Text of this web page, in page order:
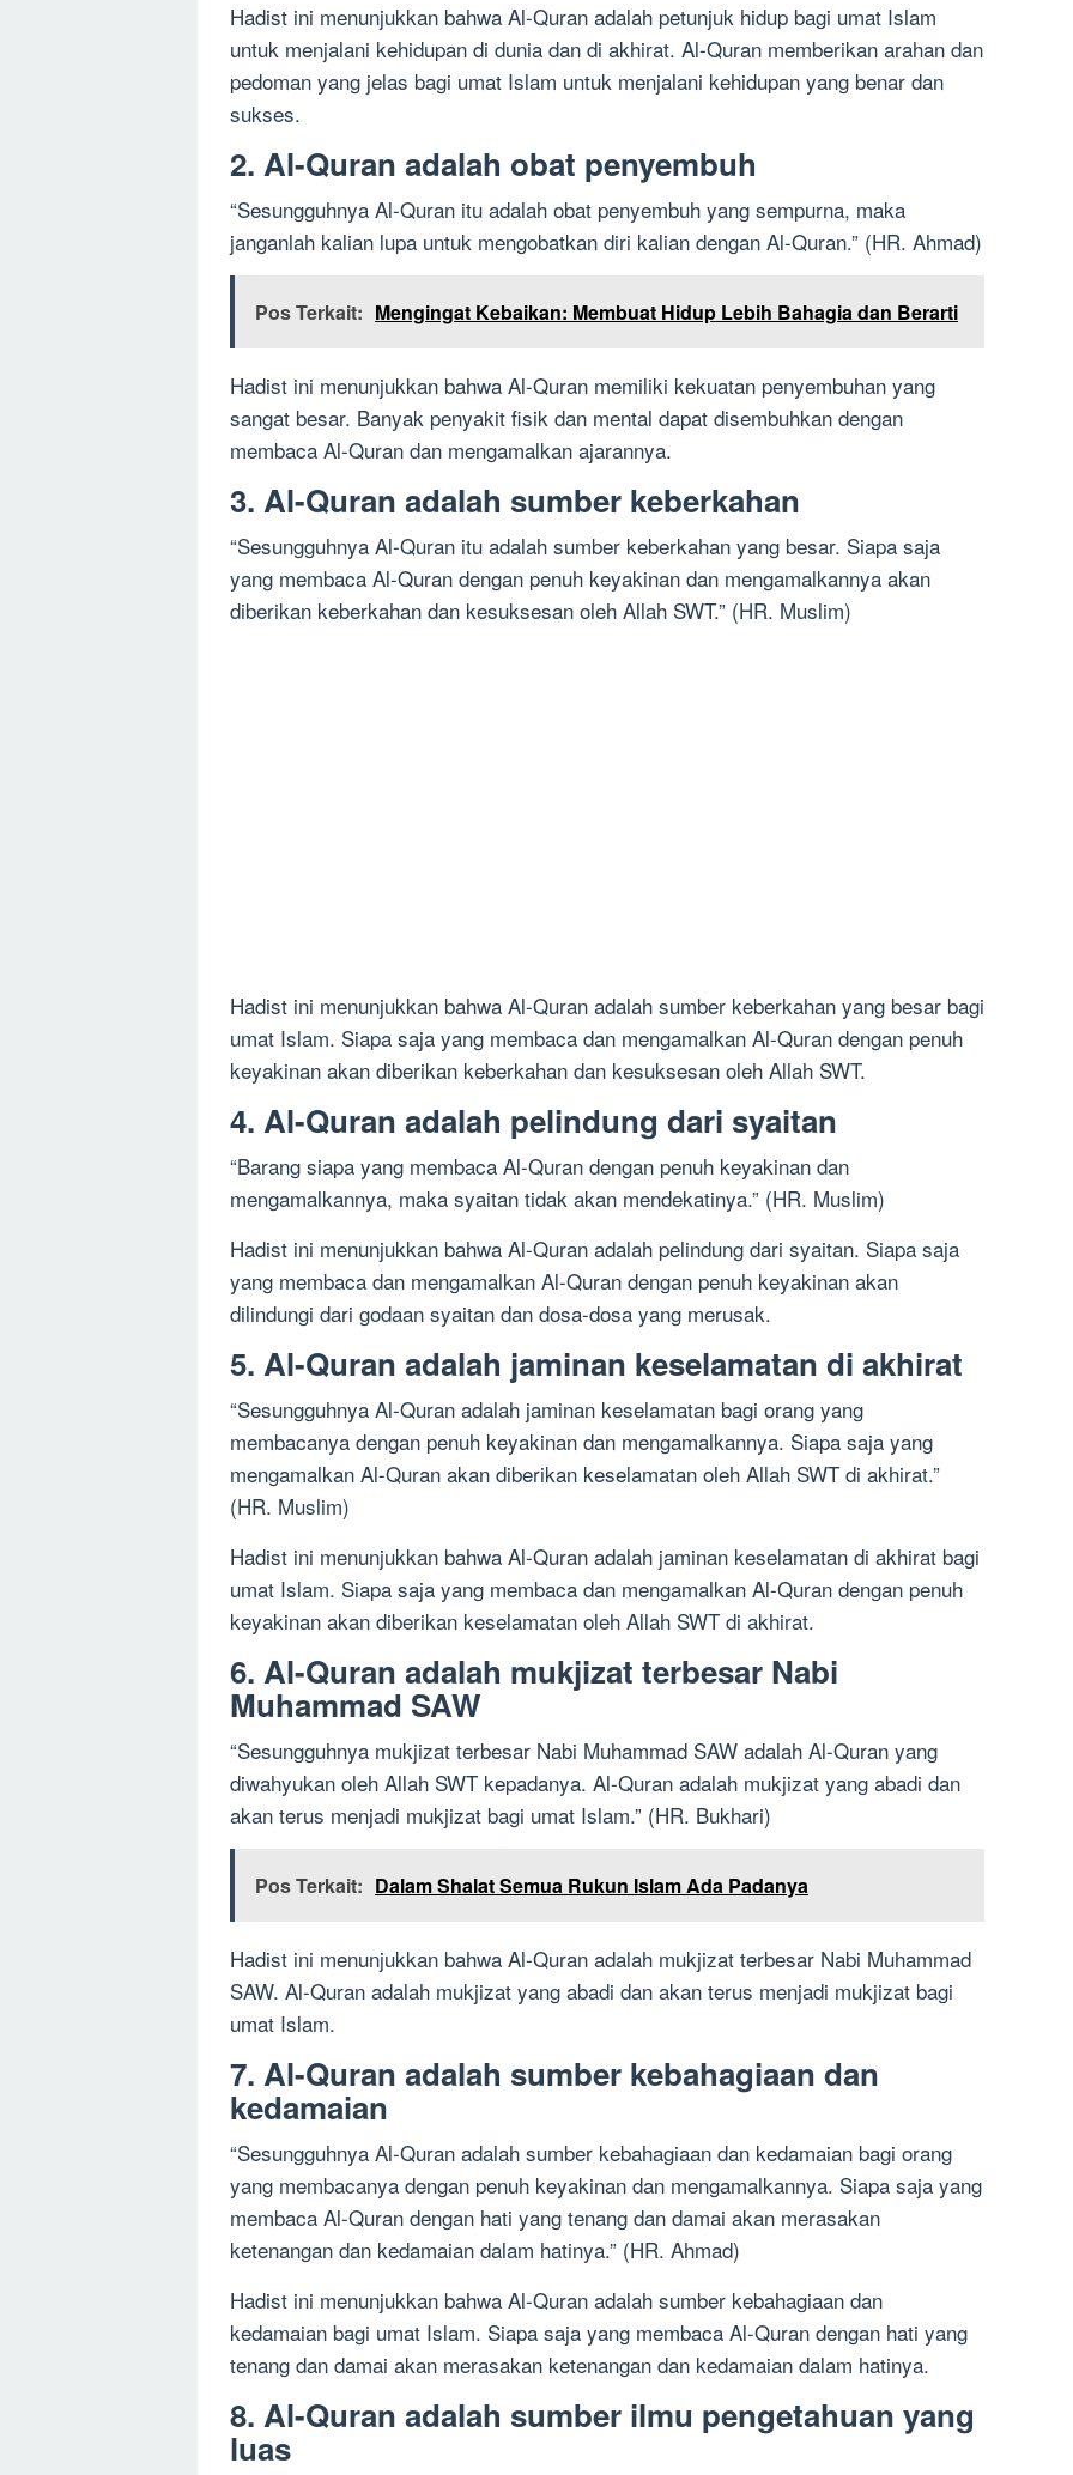
Hadist ini menunjukkan bahwa Al-Quran adalah petunjuk hidup bagi umat Islam
untuk menjalani kehidupan di dunia dan di akhirat. Al-Quran memberikan arahan dan
pedoman yang jelas bagi umat Islam untuk menjalani kehidupan yang benar dan
sukses.
2. Al-Quran adalah obat penyembuh
“Sesungguhnya Al-Quran itu adalah obat penyembuh yang sempurna, maka
janganlah kalian lupa untuk mengobatkan diri kalian dengan Al-Quran.” (HR. Ahmad)
Pos Terkait: Mengingat Kebaikan: Membuat Hidup Lebih Bahagia dan Berarti
Hadist ini menunjukkan bahwa Al-Quran memiliki kekuatan penyembuhan yang
sangat besar. Banyak penyakit fisik dan mental dapat disembuhkan dengan
membaca Al-Quran dan mengamalkan ajarannya.
3. Al-Quran adalah sumber keberkahan
“Sesungguhnya Al-Quran itu adalah sumber keberkahan yang besar. Siapa saja
yang membaca Al-Quran dengan penuh keyakinan dan mengamalkannya akan
diberikan keberkahan dan kesuksesan oleh Allah SWT.” (HR. Muslim)
Hadist ini menunjukkan bahwa Al-Quran adalah sumber keberkahan yang besar bagi
umat Islam. Siapa saja yang membaca dan mengamalkan Al-Quran dengan penuh
keyakinan akan diberikan keberkahan dan kesuksesan oleh Allah SWT.
4. Al-Quran adalah pelindung dari syaitan
“Barang siapa yang membaca Al-Quran dengan penuh keyakinan dan
mengamalkannya, maka syaitan tidak akan mendekatinya.” (HR. Muslim)
Hadist ini menunjukkan bahwa Al-Quran adalah pelindung dari syaitan. Siapa saja
yang membaca dan mengamalkan Al-Quran dengan penuh keyakinan akan
dilindungi dari godaan syaitan dan dosa-dosa yang merusak.
5. Al-Quran adalah jaminan keselamatan di akhirat
“Sesungguhnya Al-Quran adalah jaminan keselamatan bagi orang yang
membacanya dengan penuh keyakinan dan mengamalkannya. Siapa saja yang
mengamalkan Al-Quran akan diberikan keselamatan oleh Allah SWT di akhirat.”
(HR. Muslim)
Hadist ini menunjukkan bahwa Al-Quran adalah jaminan keselamatan di akhirat bagi
umat Islam. Siapa saja yang membaca dan mengamalkan Al-Quran dengan penuh
keyakinan akan diberikan keselamatan oleh Allah SWT di akhirat.
6. Al-Quran adalah mukjizat terbesar Nabi
Muhammad SAW
“Sesungguhnya mukjizat terbesar Nabi Muhammad SAW adalah Al-Quran yang
diwahyukan oleh Allah SWT kepadanya. Al-Quran adalah mukjizat yang abadi dan
akan terus menjadi mukjizat bagi umat Islam.” (HR. Bukhari)
Pos Terkait: Dalam Shalat Semua Rukun Islam Ada Padanya
Hadist ini menunjukkan bahwa Al-Quran adalah mukjizat terbesar Nabi Muhammad
SAW. Al-Quran adalah mukjizat yang abadi dan akan terus menjadi mukjizat bagi
umat Islam.
7. Al-Quran adalah sumber kebahagiaan dan
kedamaian
“Sesungguhnya Al-Quran adalah sumber kebahagiaan dan kedamaian bagi orang
yang membacanya dengan penuh keyakinan dan mengamalkannya. Siapa saja yang
membaca Al-Quran dengan hati yang tenang dan damai akan merasakan
ketenangan dan kedamaian dalam hatinya.” (HR. Ahmad)
Hadist ini menunjukkan bahwa Al-Quran adalah sumber kebahagiaan dan
kedamaian bagi umat Islam. Siapa saja yang membaca Al-Quran dengan hati yang
tenang dan damai akan merasakan ketenangan dan kedamaian dalam hatinya.
8. Al-Quran adalah sumber ilmu pengetahuan yang
luas